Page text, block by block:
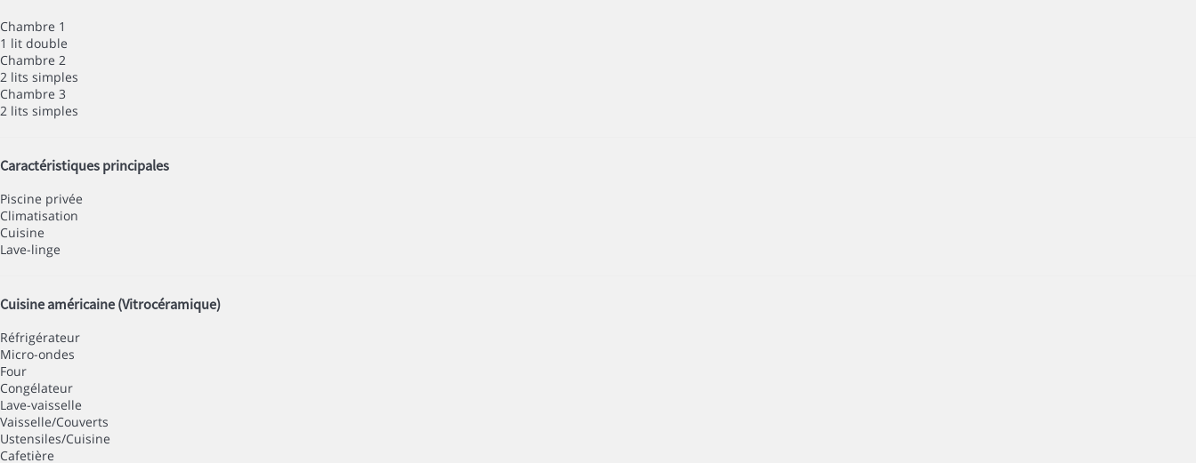
Chambre 1
1 lit double
Chambre 2
2 lits simples
Chambre 3
2 lits simples
Caractéristiques principales
Piscine privée
Climatisation
Cuisine
Lave-linge
Cuisine américaine (Vitrocéramique)
Réfrigérateur
Micro-ondes
Four
Congélateur
Lave-vaisselle
Vaisselle/Couverts
Ustensiles/Cuisine
Cafetière